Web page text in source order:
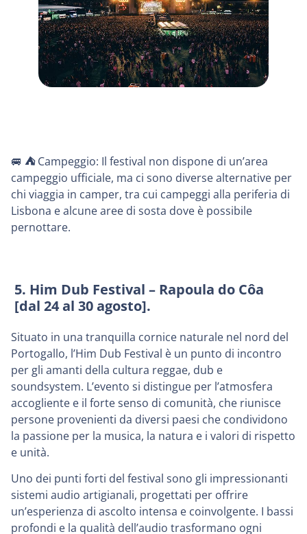
🚐 ⛺️Campeggio: Il festival non dispone di un’area
campeggio ufficiale, ma ci sono diverse alternative per
chi viaggia in camper, tra cui campeggi alla periferia di
Lisbona e alcune aree di sosta dove è possibile
pernottare.
5. Him Dub Festival – Rapoula do Côa
[dal 24 al 30 agosto].
Situato in una tranquilla cornice naturale nel nord del
Portogallo, l’Him Dub Festival è un punto di incontro
per gli amanti della cultura reggae, dub e
soundsystem. L’evento si distingue per l’atmosfera
accogliente e il forte senso di comunità, che riunisce
persone provenienti da diversi paesi che condividono
la passione per la musica, la natura e i valori di rispetto
e unità.
Uno dei punti forti del festival sono gli impressionanti
sistemi audio artigianali, progettati per offrire
un’esperienza di ascolto intensa e coinvolgente. I bassi
profondi e la qualità dell’audio trasformano ogni